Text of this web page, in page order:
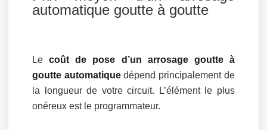
automatique goutte à goutte
Lecoût de pose d’un arrosage goutte à
goutte automatiquedépend principalement de
la longueur de votre circuit. L’élément le plus
onéreux est le programmateur.